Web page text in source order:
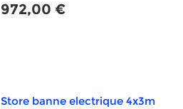
972,00 €
Store banne electrique 4x3m